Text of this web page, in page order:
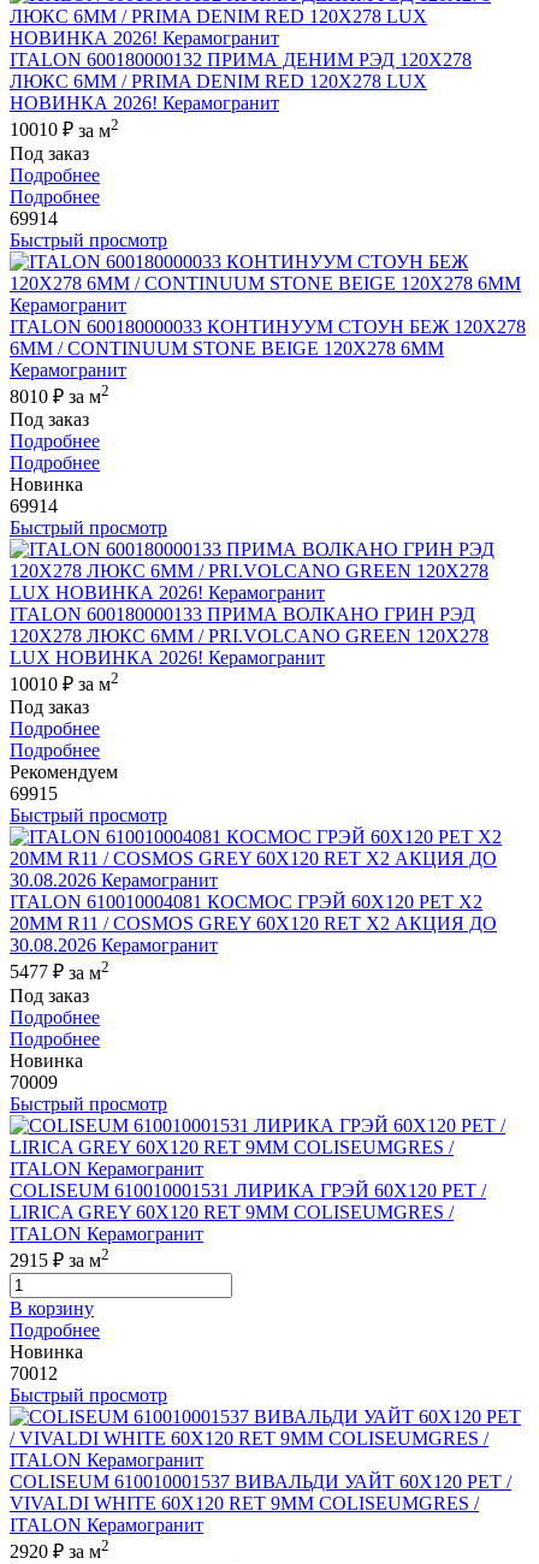
ITALON 600180000132 ПРИМА ДЕНИМ РЭД 120X278
ЛЮКС 6ММ / PRIMA DENIM RED 120X278 LUX
НОВИНКА 2026! Керамогранит
10010 ₽ за м2
Под заказ
Подробнее
Подробнее
69914
Быстрый просмотр
ITALON 600180000033 КОНТИНУУМ СТОУН БЕЖ 120X278
6ММ / CONTINUUM STONE BEIGE 120X278 6MM
Керамогранит
8010 ₽ за м2
Под заказ
Подробнее
Подробнее
Новинка
69914
Быстрый просмотр
ITALON 600180000133 ПРИМА ВОЛКАНО ГРИН РЭД
120X278 ЛЮКС 6ММ / PRI.VOLCANO GREEN 120X278
LUX НОВИНКА 2026! Керамогранит
10010 ₽ за м2
Под заказ
Подробнее
Подробнее
Рекомендуем
69915
Быстрый просмотр
ITALON 610010004081 КОСМОС ГРЭЙ 60X120 РЕТ Х2
20MM R11 / COSMOS GREY 60X120 RET X2 АКЦИЯ ДО
30.08.2026 Керамогранит
5477 ₽ за м2
Под заказ
Подробнее
Подробнее
Новинка
70009
Быстрый просмотр
COLISEUM 610010001531 ЛИРИКА ГРЭЙ 60X120 РЕТ /
LIRICA GREY 60X120 RET 9MM COLISEUMGRES /
ITALON Керамогранит
2915 ₽ за м2
В корзину
Подробнее
Новинка
70012
Быстрый просмотр
COLISEUM 610010001537 ВИВАЛЬДИ УАЙТ 60X120 РЕТ /
VIVALDI WHITE 60X120 RET 9MM COLISEUMGRES /
ITALON Керамогранит
2920 ₽ за м2